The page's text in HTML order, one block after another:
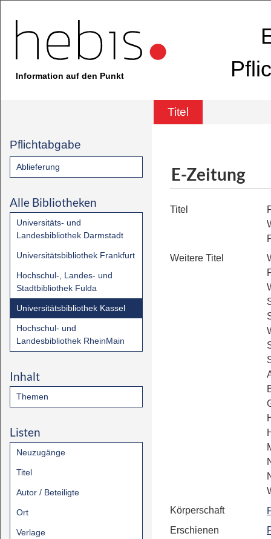
Information auf den Punkt
Titel
Pflichtabgabe
Ablieferung
Alle Bibliotheken
Universitäts- und
Landesbibliothek Darmstadt
Universitätsbibliothek Frankfurt
Hochschul-, Landes- und
Stadtbibliothek Fulda
Universitätsbibliothek Kassel
Hochschul- und
Landesbibliothek RheinMain
Inhalt
Themen
Listen
Neuzugänge
Titel
Autor / Beteiligte
Ort
Verlage
E-Zeitung
Titel
Weitere Titel
Körperschaft
Erschienen